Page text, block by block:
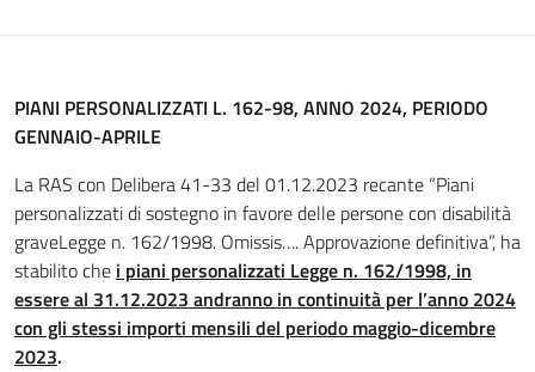
PIANI PERSONALIZZATI L. 162-98, ANNO 2024, PERIODO
GENNAIO-APRILE
La RAS con Delibera 41-33 del 01.12.2023 recante “Piani
personalizzati di sostegno in favore delle persone con disabilità
graveLegge n. 162/1998. Omissis…. Approvazione definitiva”, ha
stabilito che i piani personalizzati Legge n. 162/1998, in
essere al 31.12.2023 andranno in continuità per l’anno 2024
con gli stessi importi mensili del periodo maggio-dicembre
2023.